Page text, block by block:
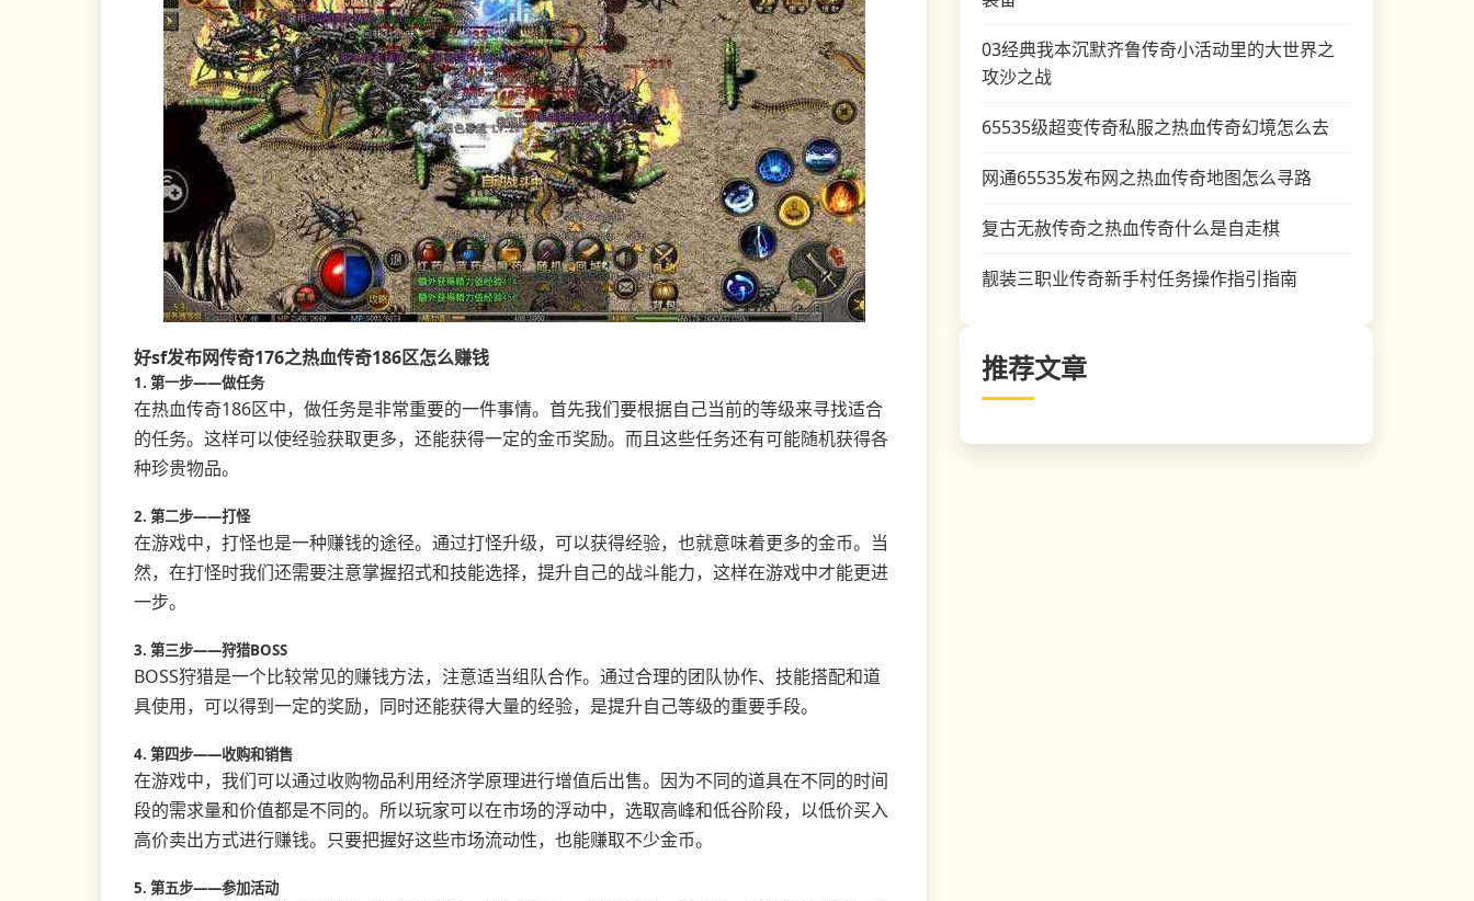
好sf发布网传奇176之热血传奇186区怎么赚钱
1. 第一步——做任务
在热血传奇186区中，做任务是非常重要的一件事情。首先我们要根据自己当前的等级来寻找适合
的任务。这样可以使经验获取更多，还能获得一定的金币奖励。而且这些任务还有可能随机获得各
种珍贵物品。
2. 第二步——打怪
在游戏中，打怪也是一种赚钱的途径。通过打怪升级，可以获得经验，也就意味着更多的金币。当
然，在打怪时我们还需要注意掌握招式和技能选择，提升自己的战斗能力，这样在游戏中才能更进
一步。
3. 第三步——狩猎BOSS
BOSS狩猎是一个比较常见的赚钱方法，注意适当组队合作。通过合理的团队协作、技能搭配和道
具使用，可以得到一定的奖励，同时还能获得大量的经验，是提升自己等级的重要手段。
4. 第四步——收购和销售
在游戏中，我们可以通过收购物品利用经济学原理进行增值后出售。因为不同的道具在不同的时间
段的需求量和价值都是不同的。所以玩家可以在市场的浮动中，选取高峰和低谷阶段，以低价买入
高价卖出方式进行赚钱。只要把握好这些市场流动性，也能赚取不少金币。
5. 第五步——参加活动
03经典我本沉默齐鲁传奇小活动里的大世界之
攻沙之战
65535级超变传奇私服之热血传奇幻境怎么去
网通65535发布网之热血传奇地图怎么寻路
复古无赦传奇之热血传奇什么是自走棋
靓装三职业传奇新手村任务操作指引指南
推荐文章